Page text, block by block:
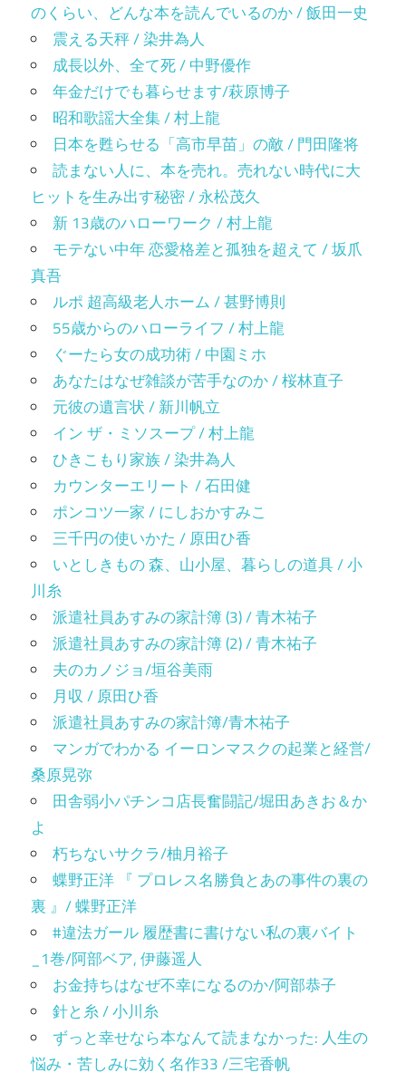
のくらい、どんな本を読んでいるのか / 飯田一史
震える天秤 / 染井為人
成長以外、全て死 / 中野優作
年金だけでも暮らせます/萩原博子
昭和歌謡大全集 / 村上龍
日本を甦らせる「高市早苗」の敵 / 門田隆将
読まない人に、本を売れ。売れない時代に大
ヒットを生み出す秘密 / 永松茂久
新 13歳のハローワーク / 村上龍
モテない中年 恋愛格差と孤独を超えて / 坂爪
真吾
ルポ 超高級老人ホーム / 甚野博則
55歳からのハローライフ / 村上龍
ぐーたら女の成功術 / 中園ミホ
あなたはなぜ雑談が苦手なのか / 桜林直子
元彼の遺言状 / 新川帆立
イン ザ・ミソスープ / 村上龍
ひきこもり家族 / 染井為人
カウンターエリート / 石田健
ポンコツ一家 / にしおかすみこ
三千円の使いかた / 原田ひ香
いとしきもの 森、山小屋、暮らしの道具 / 小
川糸
派遣社員あすみの家計簿 (3) / 青木祐子
派遣社員あすみの家計簿 (2) / 青木祐子
夫のカノジョ/垣谷美雨
月収 / 原田ひ香
派遣社員あすみの家計簿/青木祐子
マンガでわかる イーロンマスクの起業と経営/
桑原晃弥
田舎弱小パチンコ店長奮闘記/堀田あきお＆か
よ
朽ちないサクラ/柚月裕子
蝶野正洋 『 プロレス名勝負とあの事件の裏の
裏 』/ 蝶野正洋
#違法ガール 履歴書に書けない私の裏バイト
_1巻/阿部ベア, 伊藤遥人
お金持ちはなぜ不幸になるのか/阿部恭子
針と糸 / 小川糸
ずっと幸せなら本なんて読まなかった: 人生の
悩み・苦しみに効く名作33 /三宅香帆